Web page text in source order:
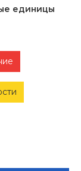
единицы